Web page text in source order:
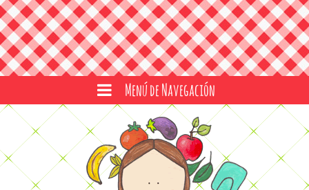
Menú de Navegación